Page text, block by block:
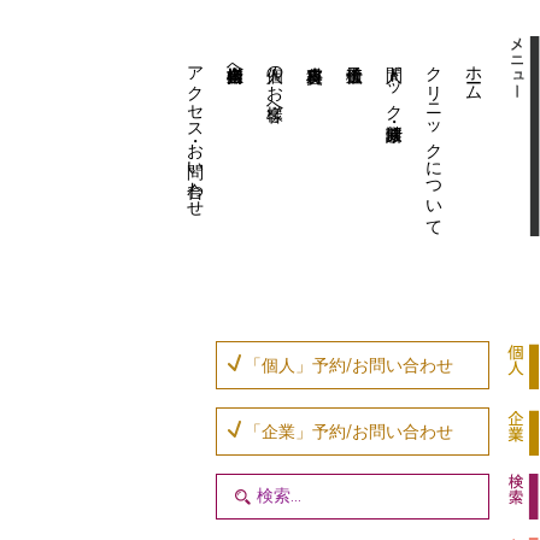
アクセス・お問い合わせ 企業内担当者様へ 個人のお客様へ 人間ドック・健康診断 クリニックについて ホーム
「個人」予約/お問い合わせ
「企業」予約/お問い合わせ